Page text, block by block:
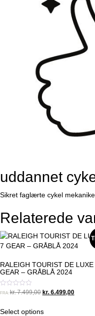
uddannet
Sikret faglærte cykel
Relaterede
RALEIGH TOURIST DE LUXE
GEAR – GRÅBLÅ 2024
Vurderet
af
FRA: kr.7.499,00 Original
kr. 6.499,00Current
Select options